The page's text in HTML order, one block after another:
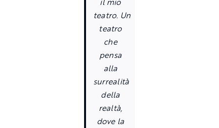
teatro. Un
teatro
che
pensa
alla
surrealità
della
realtà,
dove la